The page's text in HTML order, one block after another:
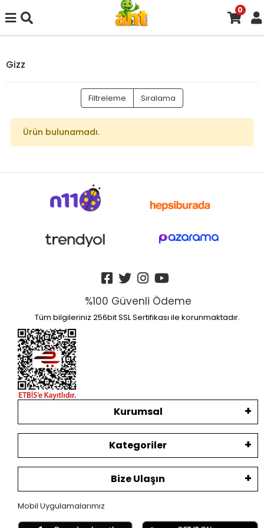
0
Gizz
Filtreleme Sıralama
Ürün bulunamadı.
%100 Güvenli Ödeme
Tüm bilgileriniz 256bit SSL Sertifikası ile korunmaktadır.
Kurumsal
Kategoriler
Bize Ulaşın
Mobil Uygulamalarımız